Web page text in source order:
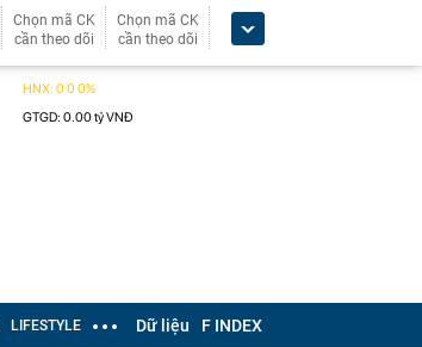
Chọn mã CK
cần theo dõi
Chọn mã CK
cần theo dõi
LIFESTYLE Dữ liệu F INDEX